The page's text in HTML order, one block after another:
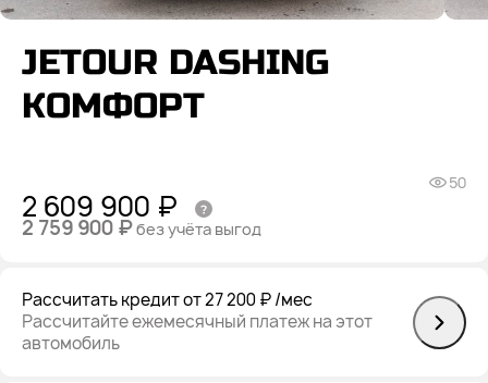
JETOUR DASHING
КОМФОРТ
50
2 609 900 ₽
2 759 900 ₽без учёта выгод
Рассчитать кредитот 27 200 ₽/мес
Рассчитайте ежемесячный платеж на этот
автомобиль